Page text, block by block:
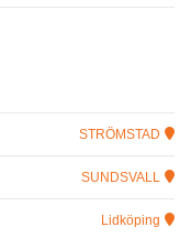
STRÖMSTAD
SUNDSVALL
Lidköping